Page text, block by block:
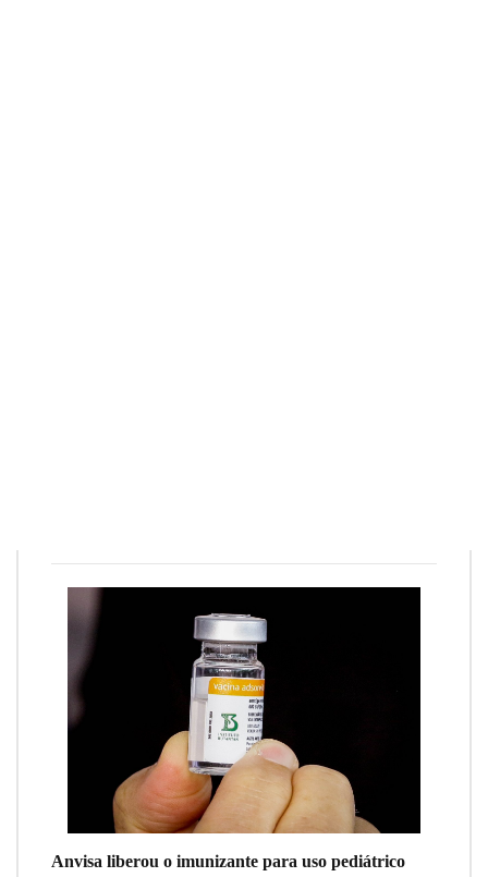
Anvisa liberou o imunizante para uso pediátrico